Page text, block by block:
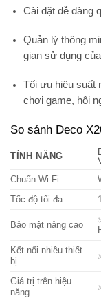
Cài đặt dễ dàng
Quản lý thông
gian sử dụng
Tối ưu hiệu suất
chơi game, hội
So sánh Deco
TÍNH NĂNG
Chuẩn Wi-Fi
Tốc độ tối đa
Bảo mật nâng cao
Kết nối nhiều thiết
bị
Giá trị trên hiệu
năng